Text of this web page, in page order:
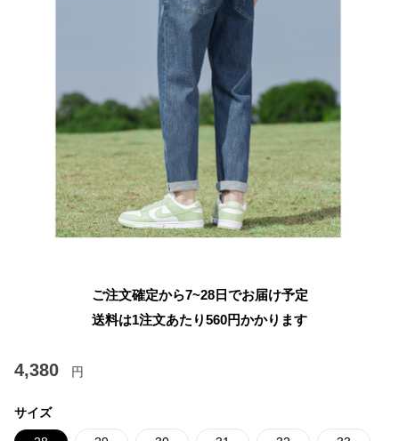
ご注文確定から7~28日でお届け予定
送料は1注文あたり560円かかります
4,380 円
サイズ